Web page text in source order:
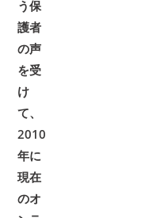
う保
護者
の声
を受
け
て、
2010
年に
現在
のオ